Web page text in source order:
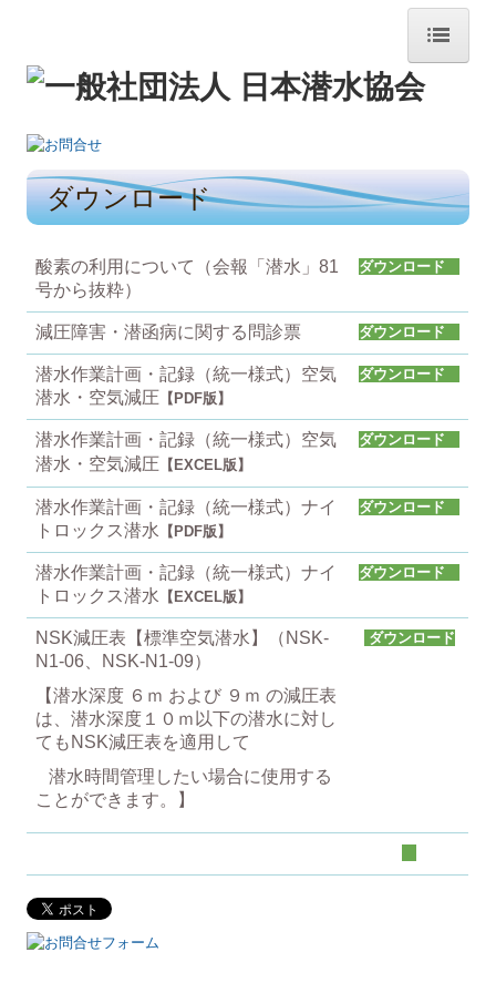
海で働く
潜水様式
日本潜水協会概要
各支部・会員
お知らせ
北海道~沖縄支部
事業報告書
総会・イベント
講習会・調査研究
資格取得について
港湾潜水技士（１~３級）
特別港湾潜水技士
潜水士後継者育成・技術伝承
ダウンロード
酸素の利用について（会報「潜水」81
号から抜粋）
ダウンロード
減圧障害・潜函病に関する問診票 ダウンロード
潜水作業計画・記録（統一様式）空気
潜水・空気減圧 【PDF版】
ダウンロード
潜水作業計画・記録（統一様式）空気
潜水・空気減圧 【EXCEL版】
ダウンロード
潜水作業計画・記録（統一様式）ナイ
トロックス潜水 【PDF版】
ダウンロード
潜水作業計画・記録（統一様式）ナイ
トロックス潜水 【EXCEL版】
ダウンロード
NSK減圧表【標準空気潜水】（NSK-
N1-06、NSK-N1-09）
【潜水深度 ６ｍ および ９ｍ の減圧表
は、潜水深度１０ｍ以下の潜水に対し
てもNSK減圧表を適用して
潜水時間管理したい場合に使用する
ことができます。】
ダウンロード